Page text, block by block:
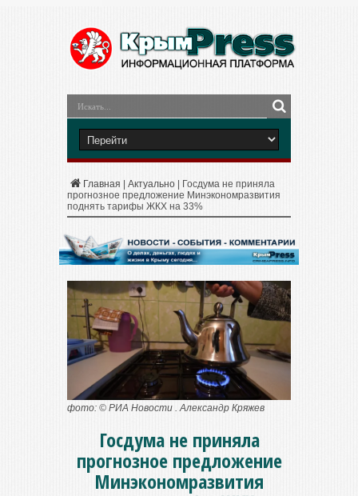
Главная Актуально
Госдума не приняла
прогнозное предложение Минэкономразвития
поднять тарифы ЖКХ на 33%
фото: © РИА Новости . Александр Кряжев
Госдума не приняла
прогнозное предложение
Минэкономразвития